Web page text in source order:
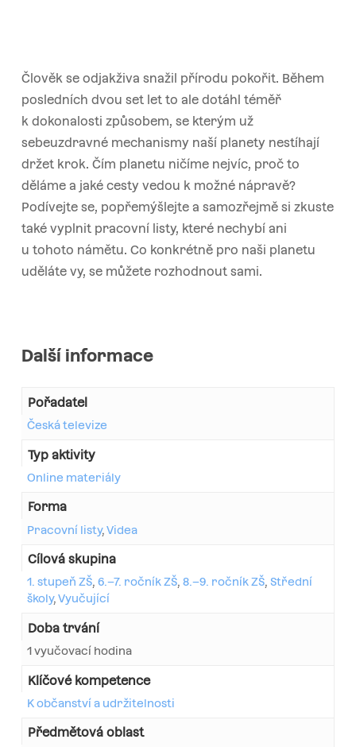
Člověk se odjakživa snažil přírodu pokořit. Během
posledních dvou set let to ale dotáhl téměř
k dokonalosti způsobem, se kterým už
sebeuzdravné mechanismy naší planety nestíhají
držet krok. Čím planetu ničíme nejvíc, proč to
děláme a jaké cesty vedou k možné nápravě?
Podívejte se, popřemýšlejte a samozřejmě si zkuste
také vyplnit pracovní listy, které nechybí ani
u tohoto námětu. Co konkrétně pro naši planetu
uděláte vy, se můžete rozhodnout sami.
Další informace
Pořadatel
Česká televize
Typ aktivity
Online materiály
Forma
Pracovní listy, Videa
Cílová skupina
1. stupeň ZŠ, 6.–7. ročník ZŠ, 8.–9. ročník ZŠ, Střední
školy,Vyučující
Doba trvání
1 vyučovací hodina
Klíčové kompetence
K občanství a udržitelnosti
Předmětová oblast